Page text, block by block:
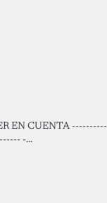
EN CUENTA ----------
-...